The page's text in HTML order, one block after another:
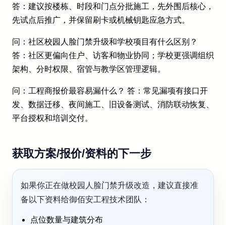
答：建议按楼栋、时段和门点分批施工，先外围后核心，
先试点后推广，并保留刷卡或机械钥匙应急方式。
问：社区校园人脸门禁升级和学校项目有什么区别？
答：社区更偏向住户、访客和物业协同；学校更强调组织
架构、分时权限、宿管与教学区管理逻辑。
问：工程商报价最容易漏什么？ 答：常见漏项有接口开
发、数据迁移、夜间施工、旧设备测试、消防联动恢复、
平台授权和培训交付。
获取方案/报价/资料的下一步
如果你正在做校园人脸门禁升级改造，建议直接准
备以下资料给御佰安工程技术团队：
点位数量与建筑分布